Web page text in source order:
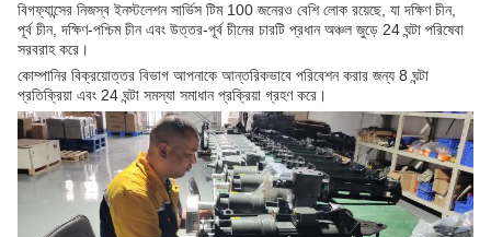
বিগফ্যান্সের নিজস্ব ইনস্টলেশন সার্ভিস টিম 100 জনেরও বেশি লোক রয়েছে, যা দক্ষিণ চীন,
পূর্ব চীন, দক্ষিণ-পশ্চিম চীন এবং উত্তর-পূর্ব চীনের চারটি প্রধান অঞ্চল জুড়ে 24 ঘন্টা পরিষেবা
সরবরাহ করে।
কোম্পানির বিক্রয়োত্তর বিভাগ আপনাকে আন্তরিকভাবে পরিবেশন করার জন্য 8 ঘন্টা
প্রতিক্রিয়া এবং 24 ঘন্টা সমস্যা সমাধান প্রক্রিয়া গ্রহণ করে।